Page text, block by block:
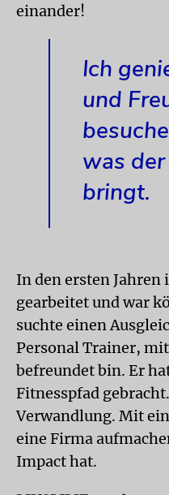
einander!
Ich
und
was
bringt.
In den ersten Jahren
gearbeitet und war
suchte einen
Personal Trainer,
befreundet bin. Er
Fitnesspfad
Verwandlung. Mit
eine Firma
Impact hat.